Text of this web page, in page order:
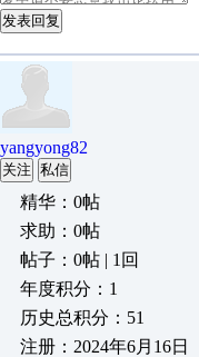
发表回复
yangyong82
关注 私信
精华：0帖
求助：0帖
帖子：0帖 | 1回
年度积分：1
历史总积分：51
注册：2024年6月16日